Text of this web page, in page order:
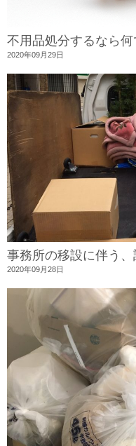
不用品処分するなら
2020年09月29日
事務所の移設に伴う
2020年09月28日